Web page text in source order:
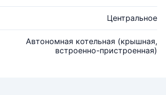
Центральное
Автономная котельная (крышная,
встроенно-пристроенная)